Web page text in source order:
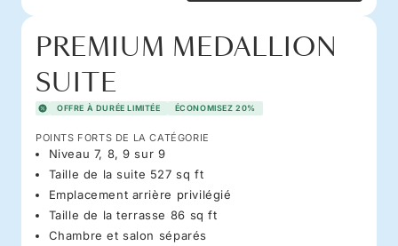
PREMIUM MEDALLION
SUITE
OFFRE À DURÉE LIMITÉE ÉCONOMISEZ 20%
POINTS FORTS DE LA CATÉGORIE
Niveau 7, 8, 9 sur 9
Taille de la suite 527 sq ft
Emplacement arrière privilégié
Taille de la terrasse 86 sq ft
Chambre et salon séparés